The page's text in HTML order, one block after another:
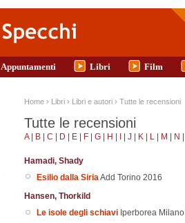
Appuntamenti Libri Film
Tu sei qui
Home › Libri › Libri e autori › Tutte le recensioni
Tutte le recensioni
A | B | C | D | E | F | G | H | I | J | K | L | M | N |
Hamadi, Shady
Esilio dalla Siria Add Torino 2016
Hansen, Thorkild
Le isole degli schiavi Iperborea Milano